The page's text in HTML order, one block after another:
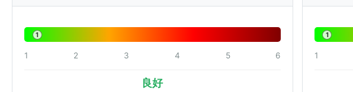
1
1 2 3 4 5 6
良好
1
1